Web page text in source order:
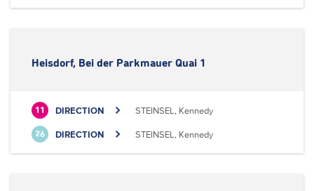
Heisdorf, Bei der Parkmauer Quai 1
11 DIRECTION STEINSEL, Kennedy
26 DIRECTION STEINSEL, Kennedy